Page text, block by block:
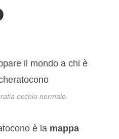
occhio normale.
è la mappa